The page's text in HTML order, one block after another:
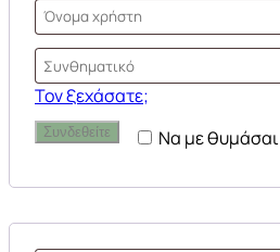
Τον ξεχάσατε;
Να με θυμάσαι
Συνδεθείτε